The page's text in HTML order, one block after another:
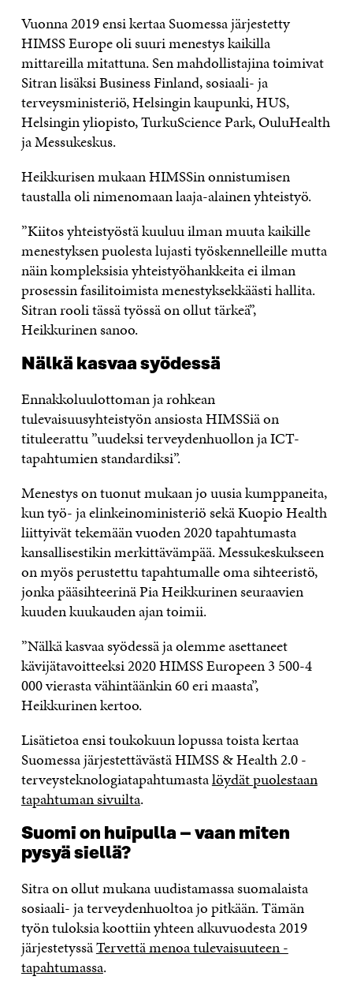
Vuonna 2019 ensi kertaa Suomessa järjestetty
HIMSS Europe oli suuri menestys kaikilla
mittareilla mitattuna. Sen mahdollistajina toimivat
Sitran lisäksi Business Finland, sosiaali- ja
terveysministeriö, Helsingin kaupunki, HUS,
Helsingin yliopisto, TurkuScience Park, OuluHealth
ja Messukeskus.
Heikkurisen mukaan HIMSSin onnistumisen
taustalla oli nimenomaan laaja-alainen yhteistyö.
”Kiitos yhteistyöstä kuuluu ilman muuta kaikille
menestyksen puolesta lujasti työskennelleille mutta
näin kompleksisia yhteistyöhankkeita ei ilman
prosessin fasilitoimista menestyksekkäästi hallita.
Sitran rooli tässä työssä on ollut tärkeä”,
Heikkurinen sanoo.
Nälkä kasvaa syödessä
Ennakkoluulottoman ja rohkean
tulevaisuusyhteistyön ansiosta HIMSSiä on
tituleerattu ”uudeksi terveydenhuollon ja ICT-
tapahtumien standardiksi”.
Menestys on tuonut mukaan jo uusia kumppaneita,
kun työ- ja elinkeinoministeriö sekä Kuopio Health
liittyivät tekemään vuoden 2020 tapahtumasta
kansallisestikin merkittävämpää. Messukeskukseen
on myös perustettu tapahtumalle oma sihteeristö,
jonka pääsihteerinä Pia Heikkurinen seuraavien
kuuden kuukauden ajan toimii.
”Nälkä kasvaa syödessä ja olemme asettaneet
kävijätavoitteeksi 2020 HIMSS Europeen 3 500-4
000 vierasta vähintäänkin 60 eri maasta”,
Heikkurinen kertoo.
Lisätietoa ensi toukokuun lopussa toista kertaa
Suomessa järjestettävästä HIMSS & Health 2.0 -
terveysteknologiatapahtumastalöydät puolestaan
tapahtuman sivuilta.
Suomi on huipulla – vaan miten
pysyä siellä?
Sitra on ollut mukana uudistamassa suomalaista
sosiaali- ja terveydenhuoltoa jo pitkään. Tämän
työn tuloksia koottiin yhteen alkuvuodesta 2019
järjestetyssäTervettä menoa tulevaisuuteen -
tapahtumassa.